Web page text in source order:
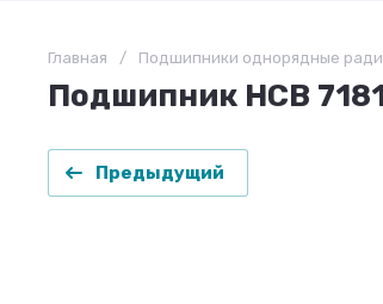
Главная / Подшипники однорядные
Подшипник HCB
Предыдущий